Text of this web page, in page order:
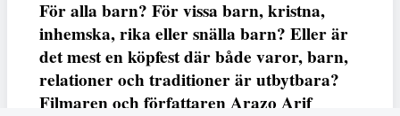
För alla barn? För vissa barn, kristna,
inhemska, rika eller snälla barn? Eller är
det mest en köpfest där både varor, barn,
relationer och traditioner är utbytbara?
Filmaren och författaren Arazo Arif